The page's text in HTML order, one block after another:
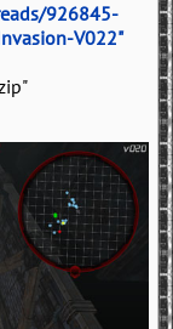
926845-
V022"